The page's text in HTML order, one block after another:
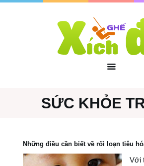
SỨC KHỎE
Những điều cần biết về rối loạn tiêu
Với